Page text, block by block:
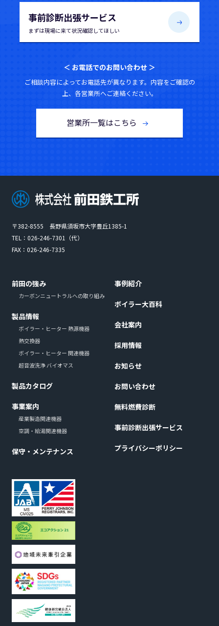
事前診断出張サービス
まずは現場に来て状況確認してほしい
＜ お電話でのお問い合わせ ＞
ご相談内容によってお電話先が異なります。内容をご確認の
上、各営業所へご連絡ください。
営業所一覧はこちら
〒382-8555 長野県須坂市大字豊丘1385-1
TEL： 026-246-7301
（代）
FAX：026-246-7335
前田の強み
カーボンニュートラルへの取り組み
製品情報
ボイラー・ヒーター 熱源機器
熱交換器
ボイラー・ヒーター 関連機器
超音波洗浄 バイオマス
製品カタログ
事業案内
産業製造関連機器
空調・給湯関連機器
保守・メンテナンス
事例紹介
ボイラー大百科
会社案内
採用情報
お知らせ
お問い合わせ
無料燃費診断
事前診断出張サービス
プライバシーポリシー